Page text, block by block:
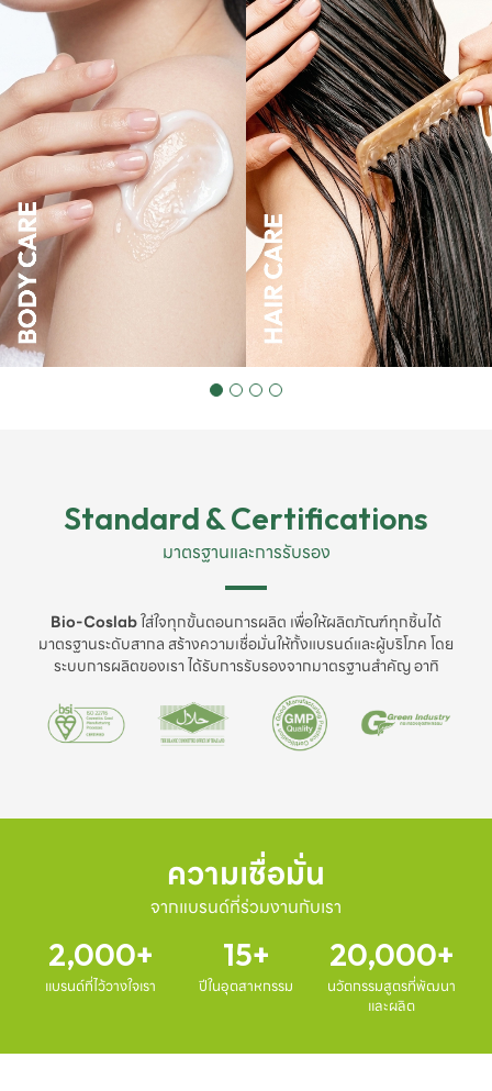
Standard & Certifications
มาตรฐานและการรับรอง
Bio-Coslabใส่ใจทุกขั้นตอนการผลิต เพื่อให้ผลิตภัณฑ์ทุกชิ้นได้
มาตรฐานระดับสากล สร้างความเชื่อมั่นให้ทั้งแบรนด์และผู้บริโภค โดย
ระบบการผลิตของเรา ได้รับการรับรองจากมาตรฐานสำคัญ อาทิ
ความเชื่อมั่น
จากแบรนด์ที่ร่วมงานกับเรา
2,000
แบรนด์ที่ไว้วางใจเรา
15
ปีในอุตสาหกรรม
20,000
นวัตกรรมสูตรที่พัฒนา
และผลิต